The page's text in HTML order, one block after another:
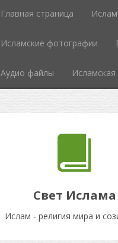
Главная страница
Исламcкие фотографии
Аудио файлы Исламская
Свет Ислама
Ислам - религия мира и